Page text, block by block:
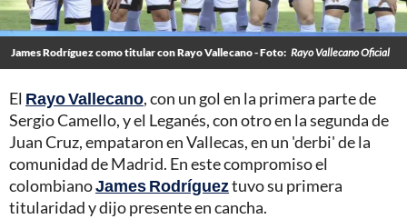
James Rodríguez como titular con Rayo Vallecano - Foto: Rayo Vallecano Oficial
El Rayo Vallecano, con un gol en la primera parte de
Sergio Camello, y el Leganés, con otro en la segunda de
Juan Cruz, empataron en Vallecas, en un 'derbi' de la
comunidad de Madrid. En este compromiso el
colombianoJames Rodrígueztuvo su primera
titularidad y dijo presente en cancha.